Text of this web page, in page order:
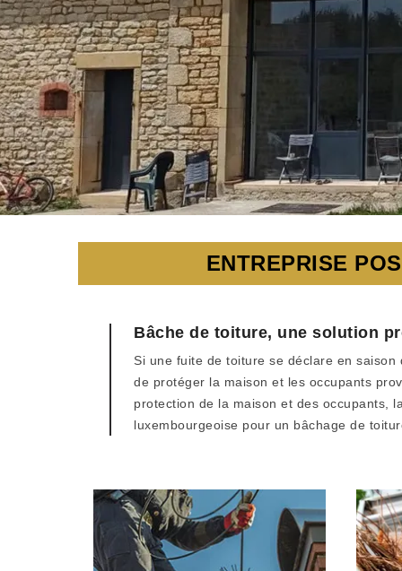
ENTREPRISE
Bâche de toiture, une solution
Si une fuite de toiture se déclare en
de protéger la maison et les occupants
protection de la maison et des occupants,
luxembourgeoise pour un bâchage de